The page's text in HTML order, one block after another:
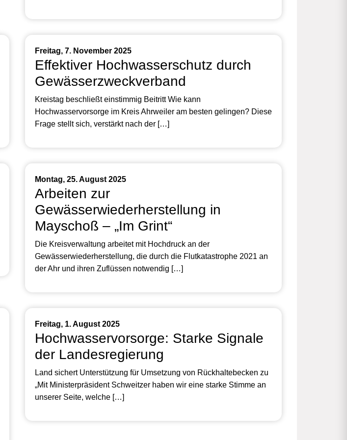
Freitag, 7. November 2025
Effektiver Hochwasserschutz durch
Gewässerzweckverband
Kreistag beschließt einstimmig Beitritt Wie kann
Hochwasservorsorge im Kreis Ahrweiler am besten gelingen? Diese
Frage stellt sich, verstärkt nach der […]
Montag, 25. August 2025
Arbeiten zur
Gewässerwiederherstellung in
Mayschoß – „Im Grint“
Die Kreisverwaltung arbeitet mit Hochdruck an der
Gewässerwiederherstellung, die durch die Flutkatastrophe 2021 an
der Ahr und ihren Zuflüssen notwendig […]
Freitag, 1. August 2025
Hochwasservorsorge: Starke Signale
der Landesregierung
Land sichert Unterstützung für Umsetzung von Rückhaltebecken zu
„Mit Ministerpräsident Schweitzer haben wir eine starke Stimme an
unserer Seite, welche […]